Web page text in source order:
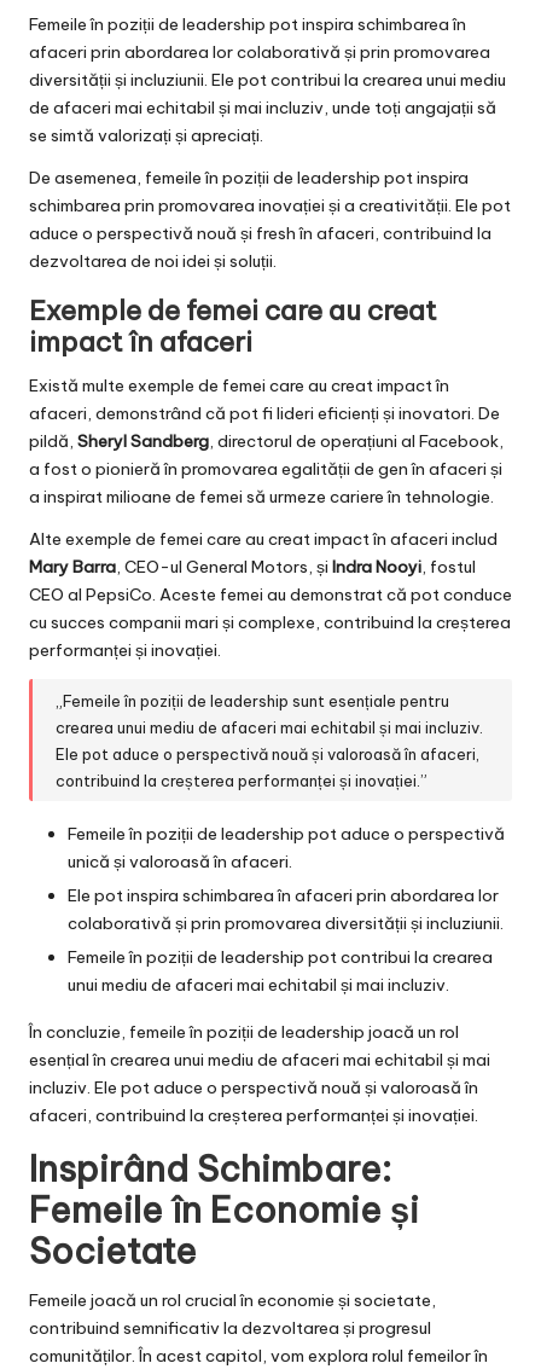
Femeile în poziții de leadership pot inspira schimbarea în
afaceri prin abordarea lor colaborativă și prin promovarea
diversității și incluziunii. Ele pot contribui la crearea unui mediu
de afaceri mai echitabil și mai incluziv, unde toți angajații să
se simtă valorizați și apreciați.
De asemenea, femeile în poziții de leadership pot inspira
schimbarea prin promovarea inovației și a creativității. Ele pot
aduce o perspectivă nouă și fresh în afaceri, contribuind la
dezvoltarea de noi idei și soluții.
Exemple de femei care au creat
impact în afaceri
Există multe exemple de femei care au creat impact în
afaceri, demonstrând că pot fi lideri eficienți și inovatori. De
pildă, Sheryl Sandberg, directorul de operațiuni al Facebook,
a fost o pionieră în promovarea egalității de gen în afaceri și
a inspirat milioane de femei să urmeze cariere în tehnologie.
Alte exemple de femei care au creat impact în afaceri includ
Mary Barra, CEO-ul General Motors, și Indra Nooyi, fostul
CEO al PepsiCo. Aceste femei au demonstrat că pot conduce
cu succes companii mari și complexe, contribuind la creșterea
performanței și inovației.
„Femeile în poziții de leadership sunt esențiale pentru
crearea unui mediu de afaceri mai echitabil și mai incluziv.
Ele pot aduce o perspectivă nouă și valoroasă în afaceri,
contribuind la creșterea performanței și inovației.”
Femeile în poziții de leadership pot aduce o perspectivă
unică și valoroasă în afaceri.
Ele pot inspira schimbarea în afaceri prin abordarea lor
colaborativă și prin promovarea diversității și incluziunii.
Femeile în poziții de leadership pot contribui la crearea
unui mediu de afaceri mai echitabil și mai incluziv.
În concluzie, femeile în poziții de leadership joacă un rol
esențial în crearea unui mediu de afaceri mai echitabil și mai
incluziv. Ele pot aduce o perspectivă nouă și valoroasă în
afaceri, contribuind la creșterea performanței și inovației.
Inspirând Schimbare:
Femeile în Economie și
Societate
Femeile joacă un rol crucial în economie și societate,
contribuind semnificativ la dezvoltarea și progresul
comunităților. În acest capitol, vom explora rolul femeilor în